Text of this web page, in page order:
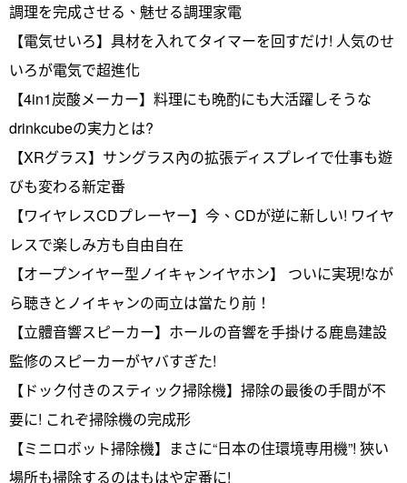
調理を完成させる、魅せる調理家電
【電気せいろ】具材を入れてタイマーを回すだけ! 人気のせ
いろが電気で超進化
【4in1炭酸メーカー】料理にも晩酌にも大活躍しそうな
drinkcubeの実力とは?
【XRグラス】サングラス內の拡張ディスプレイで仕事も遊
びも変わる新定番
【ワイヤレスCDプレーヤー】今、CDが逆に新しい! ワイヤ
レスで楽しみ方も自由自在
【オープンイヤー型ノイキャンイヤホン】 ついに実現!なが
ら聴きとノイキャンの両立は當たり前！
【立體音響スピーカー】ホールの音響を手掛ける鹿島建設
監修のスピーカーがヤバすぎた!
【ドック付きのスティック掃除機】掃除の最後の手間が不
要に! これぞ掃除機の完成形
【ミニロボット掃除機】まさに“日本の住環境専用機”! 狹い
場所も掃除するのはもはや定番に!